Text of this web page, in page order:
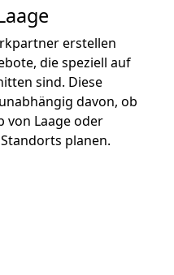
erstellen
die speziell auf
sind. Diese
davon, ob
von Laage oder
planen.